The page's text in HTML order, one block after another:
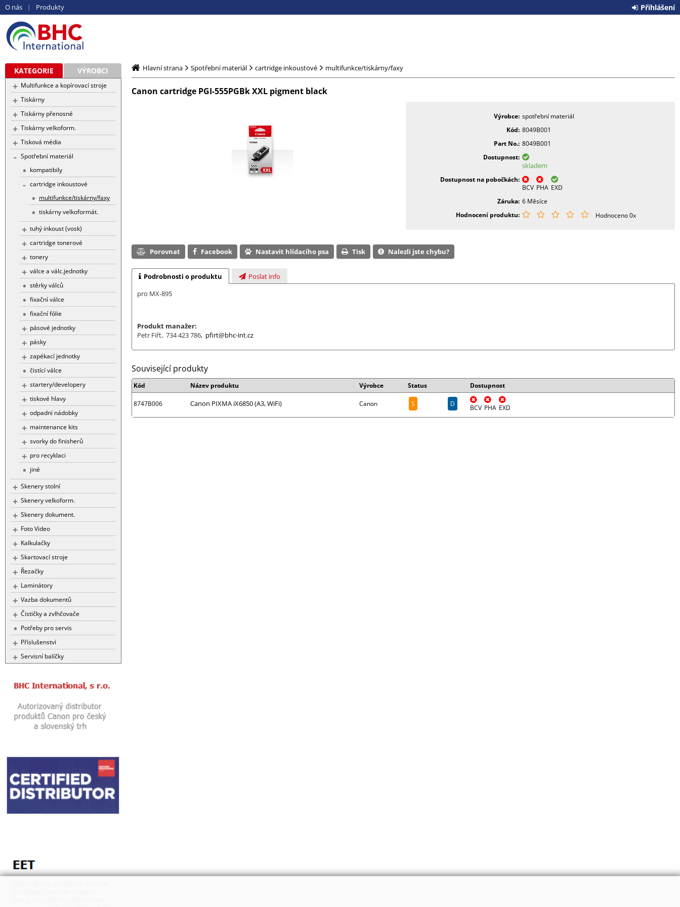
O nás Produkty Přihlášení
KATEGORIE VÝROBCI
Multifunkce a kopírovací stroje
Tiskárny
Tiskárny přenosné
Tiskárny velkoform.
Tisková média
Spotřební materiál
kompatibily
cartridge inkoustové
multifunkce/tiskárny/faxy
tiskárny velkoformát.
tuhý inkoust (vosk)
cartridge tonerové
tonery
válce a válc.jednotky
stěrky válců
fixační válce
fixační fólie
pásové jednotky
pásky
zapékací jednotky
čistící válce
startery/developery
tiskové hlavy
odpadní nádobky
maintenance kits
svorky do finisherů
pro recyklaci
jiné
Skenery stolní
Skenery velkoform.
Skenery dokument.
Foto Video
Kalkulačky
Skartovací stroje
Řezačky
Laminátory
Vazba dokumentů
Čističky a zvlhčovače
Potřeby pro servis
Příslušenství
Servisní balíčky
Hlavní strana Spotřební materiál cartridge inkoustové multifunkce/tiskárny/faxy
Canon cartridge PGI-555PGBk XXL pigment black
Výrobce spotřební materiál
Kód 8049B001
Part No. 8049B001
Dostupnost
skladem
Dostupnost na pobočkách
BCV PHA EXD
Záruka 6 Měsíce
Hodnocení produktu
Hodnoceno 0x
Porovnat Facebook Nastavit hlídacího psa Tisk Nalezli jste chybu?
Podrobnosti o produktu
Poslat info
pro MX-895
Produkt manažer:
Petr Fiřt, 734 423 786, pfirt@bhc-int.cz
Související produkty
Kód Název produktu Výrobce Status Dostupnost
8747B006 Canon PIXMA iX6850 (A3, WiFi) Canon S D BCV PHA EXD